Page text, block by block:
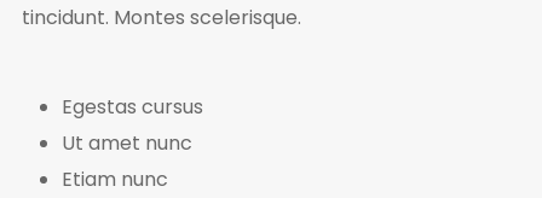
tincidunt. Montes scelerisque.
Egestas cursus
Ut amet nunc
Etiam nunc